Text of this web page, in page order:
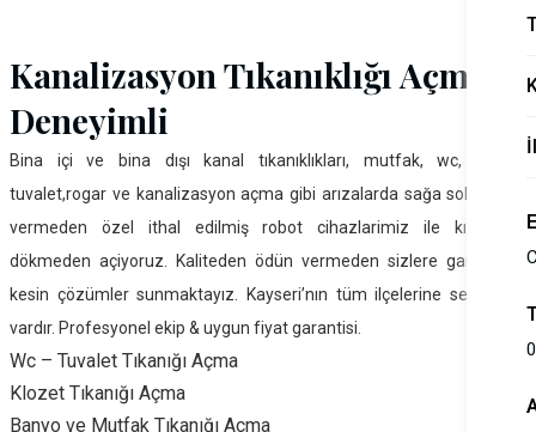
Kanalizasyon Tıkanıklığı Açma
Deneyimli
Bina içi ve bina dışı kanal tıkanıklıkları, mutfak, wc, banyo,
tuvalet,rogar ve kanalizasyon açma gibi arızalarda sağa sola hasar
vermeden özel ithal edilmiş robot cihazlarimiz ile kırmadan
dökmeden açiyoruz. Kaliteden ödün vermeden sizlere garanti ve
kesin çözümler sunmaktayız. Kayseri’nın tüm ilçelerine servisimiz
vardır. Profesyonel ekip & uygun fiyat garantisi.
Wc – Tuvalet Tıkanığı Açma
Klozet Tıkanığı Açma
Banyo ve Mutfak Tıkanığı Açma